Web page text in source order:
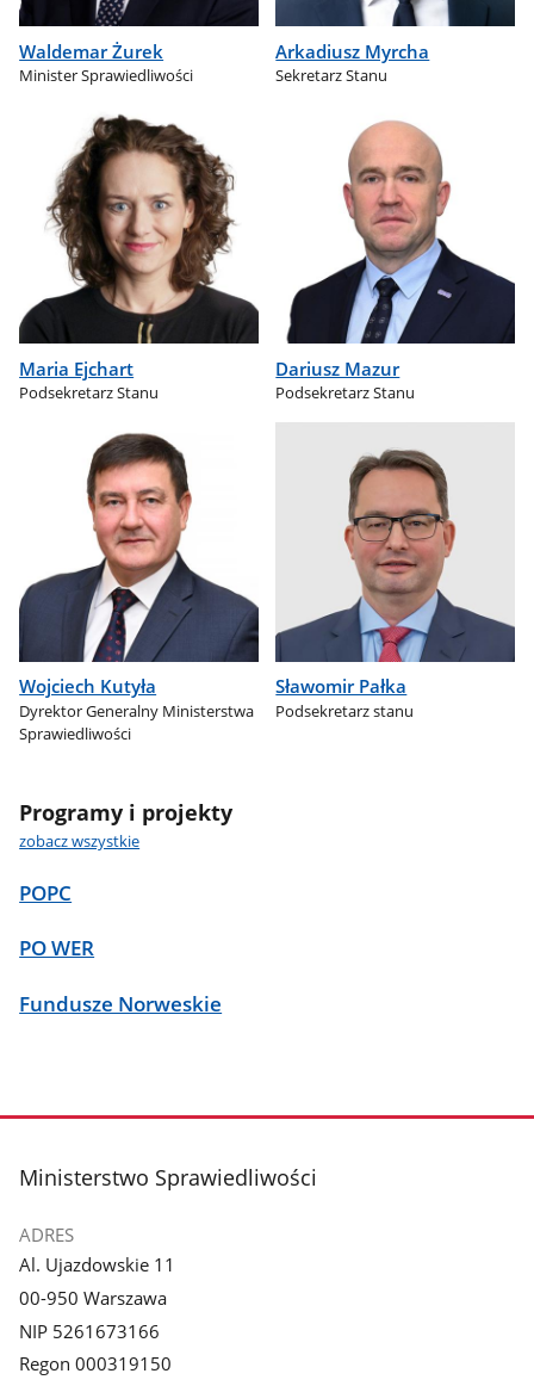
Waldemar Żurek
Minister Sprawiedliwości
Arkadiusz Myrcha
Sekretarz Stanu
Maria Ejchart
Podsekretarz Stanu
Dariusz Mazur
Podsekretarz Stanu
Wojciech Kutyła
Dyrektor Generalny Ministerstwa
Sprawiedliwości
Sławomir Pałka
Podsekretarz stanu
Programy i projekty
zobacz wszystkie
POPC
PO WER
Fundusze Norweskie
stopka
Ministerstwo Sprawiedliwości
ADRES
Al. Ujazdowskie 11
00-950 Warszawa
NIP 5261673166
Regon 000319150